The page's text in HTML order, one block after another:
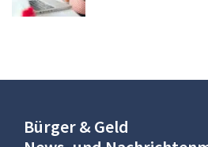
Bürger & Geld